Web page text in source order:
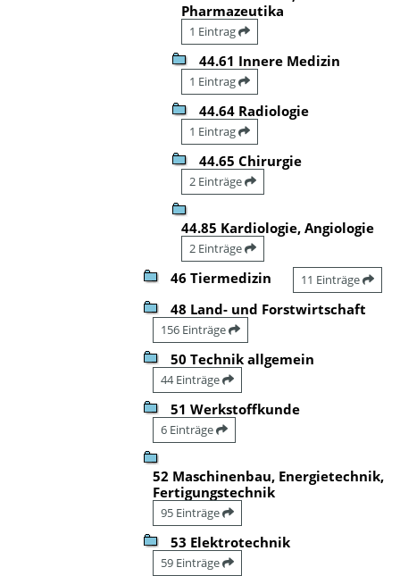
Pharmazeutika
1 Eintrag
44.61 Innere Medizin
1 Eintrag
44.64 Radiologie
1 Eintrag
44.65 Chirurgie
2 Einträge
44.85 Kardiologie, Angiologie
2 Einträge
46 Tiermedizin 11 Einträge
48 Land- und Forstwirtschaft
156 Einträge
50 Technik allgemein
44 Einträge
51 Werkstoffkunde
6 Einträge
52 Maschinenbau, Energietechnik,
Fertigungstechnik
95 Einträge
53 Elektrotechnik
59 Einträge